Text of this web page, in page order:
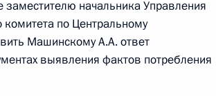
Российской Федерации
антинаркотического
федеральному округу Геннадий
заместителю начальника Управления
комитета по Центральному
Машинскому А.А. ответ
выявления фактов потребления